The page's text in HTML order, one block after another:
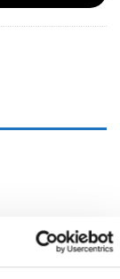
produceret i
giver et